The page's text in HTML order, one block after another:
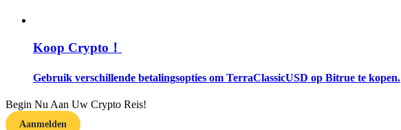
Gids
Koop Crypto！
Gebruik verschillende betalingsopties om TerraClassicUSD op Bitrue te kopen.
Begin Nu Aan Uw Crypto Reis!
Aanmelden